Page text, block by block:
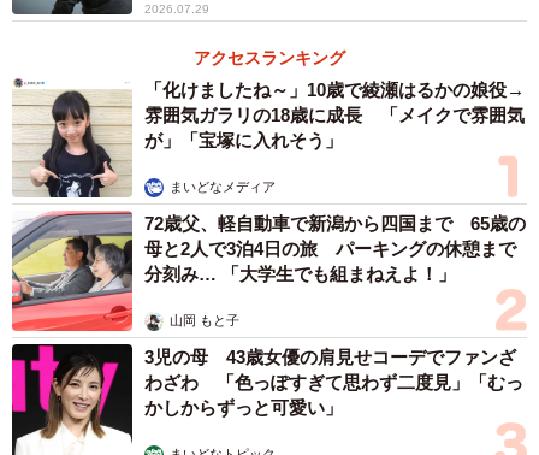
2026.07.29
アクセスランキング
「化けましたね～」10歳で綾瀬はるかの娘役→
雰囲気ガラリの18歳に成長 「メイクで雰囲気
が」「宝塚に入れそう」
まいどなメディア
72歳父、軽自動車で新潟から四国まで 65歳の
母と2人で3泊4日の旅 パーキングの休憩まで
分刻み… 「大学生でも組まねえよ！」
山岡 もと子
3児の母 43歳女優の肩見せコーデでファンざ
わざわ 「色っぽすぎて思わず二度見」「むっ
かしからずっと可愛い」